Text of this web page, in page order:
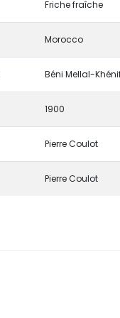
Friche fraîche
Morocco
Béni Mellal-
1900
Pierre Coulot
Pierre Coulot